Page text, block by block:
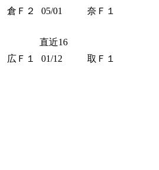
倉Ｆ２ 05/01 奈Ｆ１
直近16
広Ｆ１
01/12 取Ｆ１